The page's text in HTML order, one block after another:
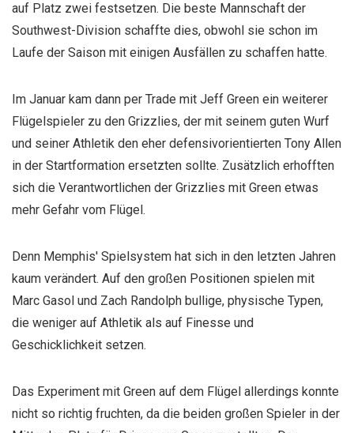
auf Platz zwei festsetzen. Die beste Mannschaft der
Southwest-Division schaffte dies, obwohl sie schon im
Laufe der Saison mit einigen Ausfällen zu schaffen hatte.
Im Januar kam dann per Trade mit Jeff Green ein weiterer
Flügelspieler zu den Grizzlies, der mit seinem guten Wurf
und seiner Athletik den eher defensivorientierten Tony Allen
in der Startformation ersetzten sollte. Zusätzlich erhofften
sich die Verantwortlichen der Grizzlies mit Green etwas
mehr Gefahr vom Flügel.
Denn Memphis' Spielsystem hat sich in den letzten Jahren
kaum verändert. Auf den großen Positionen spielen mit
Marc Gasol und Zach Randolph bullige, physische Typen,
die weniger auf Athletik als auf Finesse und
Geschicklichkeit setzen.
Das Experiment mit Green auf dem Flügel allerdings konnte
nicht so richtig fruchten, da die beiden großen Spieler in der